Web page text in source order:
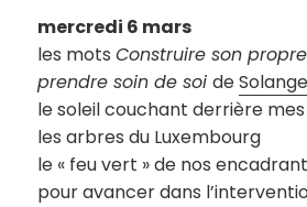
mercredi 6 mars
les motsConstruire son
prendre soin de soide
le soleil couchant derrière
les arbres du Luxembourg
le « feu vert » de nos
pour avancer dans